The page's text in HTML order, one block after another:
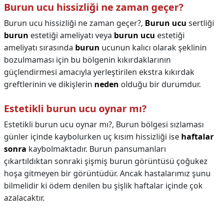
Burun ucu hissizliği ne zaman geçer?
Burun ucu hissizliği ne zaman geçer?, Burun ucu sertliği
burun estetiği ameliyatı veya burun ucu estetiği
ameliyatı sırasında burun ucunun kalıcı olarak şeklinin
bozulmaması için bu bölgenin kıkırdaklarının
güçlendirmesi amacıyla yerleştirilen ekstra kıkırdak
greftlerinin ve dikişlerin neden olduğu bir durumdur.
Estetikli burun ucu oynar mı?
Estetikli burun ucu oynar mı?, Burun bölgesi sızlaması
günler içinde kaybolurken uç kısım hissizliği ise haftalar
sonra kaybolmaktadır. Burun pansumanları
çıkartıldıktan sonraki şişmiş burun görüntüsü çoğukez
hoşa gitmeyen bir görüntüdür. Ancak hastalarımız şunu
bilmelidir ki ödem denilen bu şişlik haftalar içinde çok
azalacaktır.